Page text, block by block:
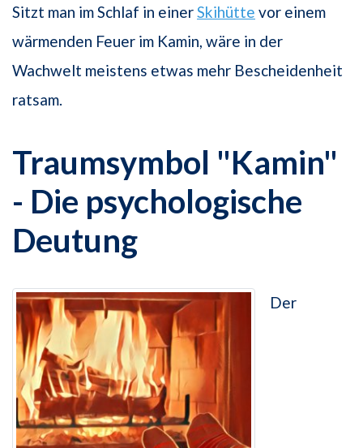
Sitzt man im Schlaf in einerSkihütte vor einem
wärmenden Feuer im Kamin, wäre in der
Wachwelt meistens etwas mehr Bescheidenheit
ratsam.
Traumsymbol "Kamin"
- Die psychologische
Deutung
Der